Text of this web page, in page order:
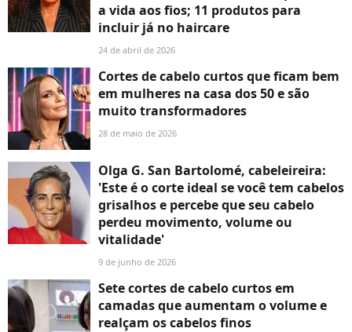
a vida aos fios; 11 produtos para
incluir já no haircare
24 de abril de 2026
Cortes de cabelo curtos que ficam bem
em mulheres na casa dos 50 e são
muito transformadores
28 de maio de 2026
Olga G. San Bartolomé, cabeleireira:
'Este é o corte ideal se você tem cabelos
grisalhos e percebe que seu cabelo
perdeu movimento, volume ou
vitalidade'
9 de junho de 2026
Sete cortes de cabelo curtos em
camadas que aumentam o volume e
realçam os cabelos finos